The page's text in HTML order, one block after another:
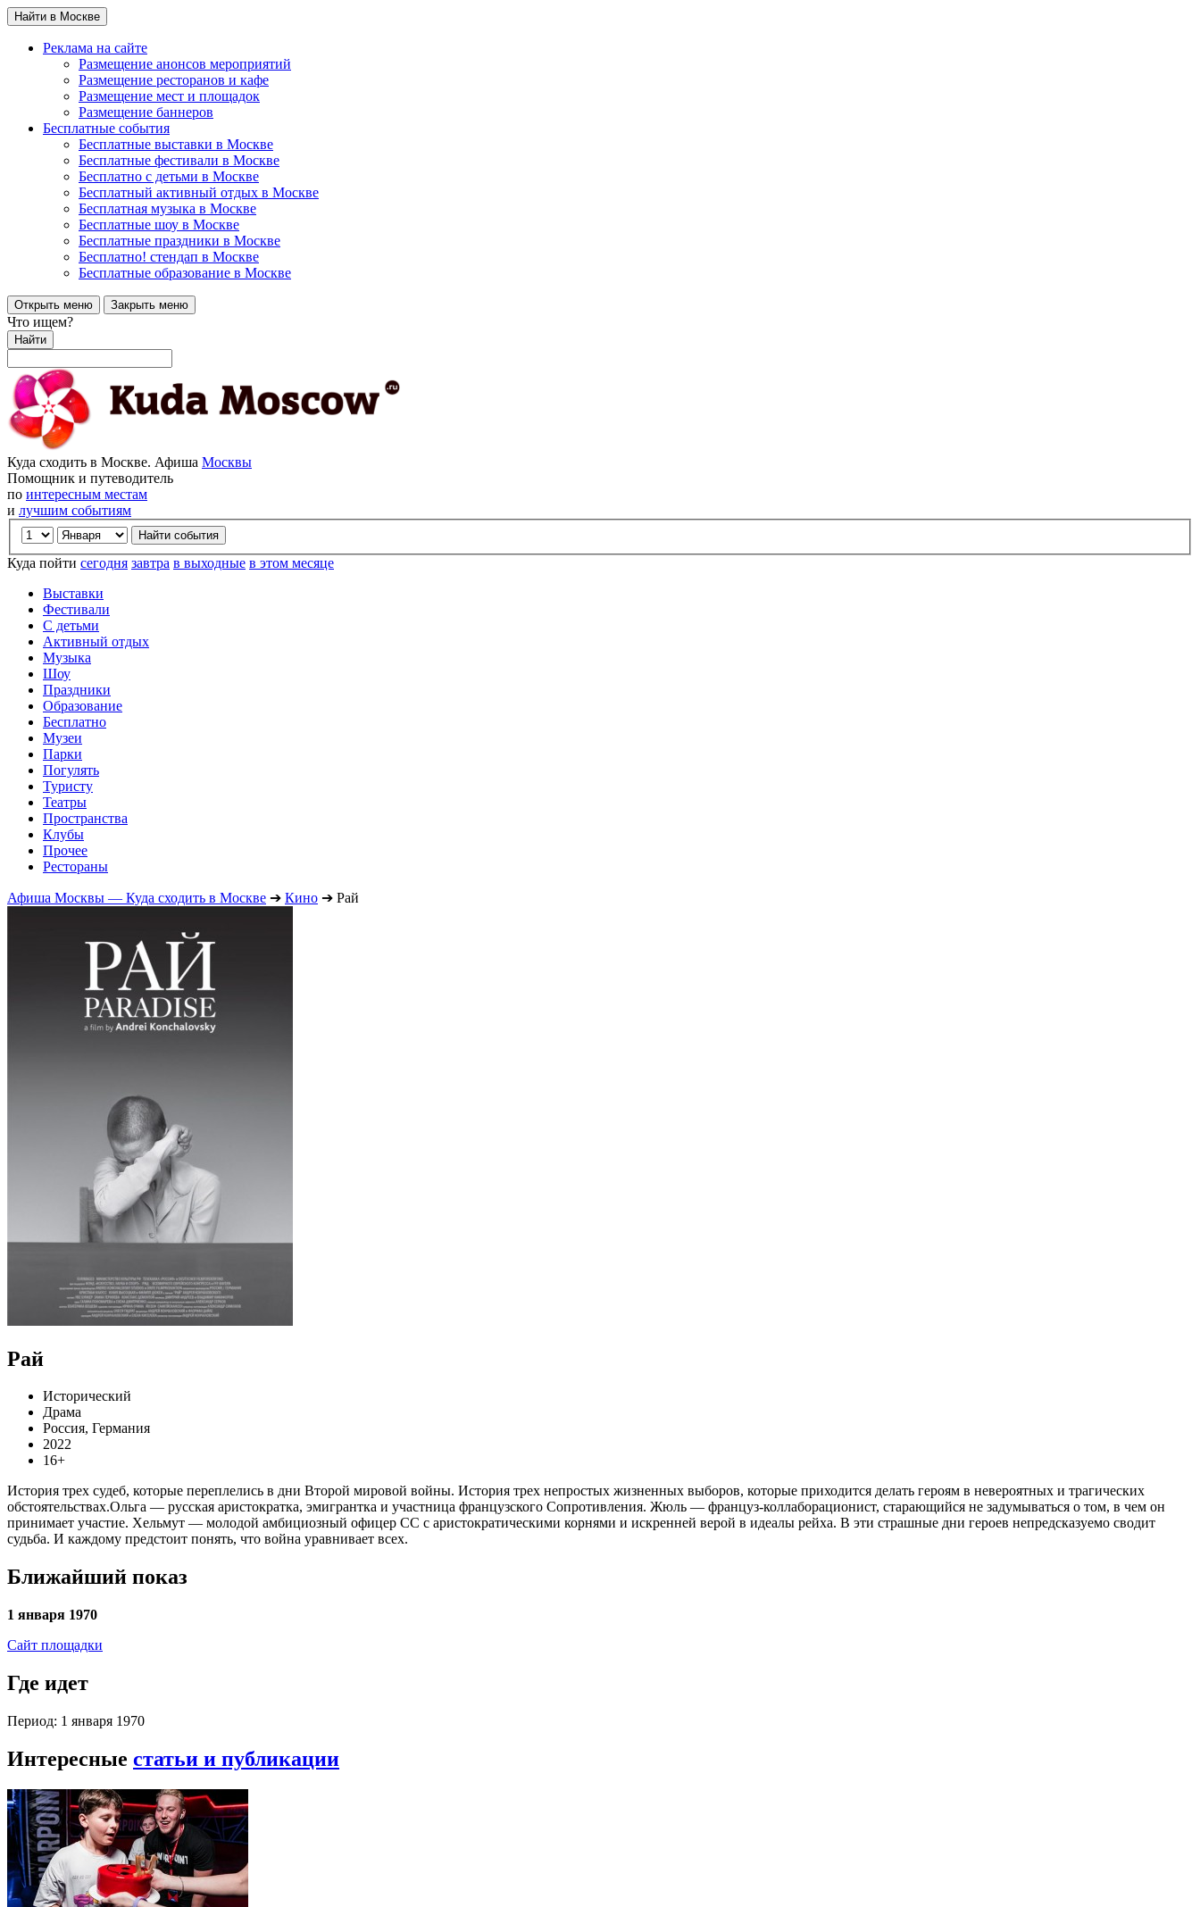
Найти в Москве
Реклама на сайте
Размещение анонсов мероприятий
Размещение ресторанов и кафе
Размещение мест и площадок
Размещение баннеров
Бесплатные события
Бесплатные выставки в Москве
Бесплатные фестивали в Москве
Бесплатно с детьми в Москве
Бесплатный активный отдых в Москве
Бесплатная музыка в Москве
Бесплатные шоу в Москве
Бесплатные праздники в Москве
Бесплатно! стендап в Москве
Бесплатные образование в Москве
Открыть меню Закрыть меню
Что ищем?
Найти
Куда сходить в Москве. Афиша Москвы
Помощник и путеводитель
по интересным местам
и лучшим событиям
Куда пойти сегодня завтра в выходные в этом месяце
Выставки
Фестивали
С детьми
Активный отдых
Музыка
Шоу
Праздники
Образование
Бесплатно
Музеи
Парки
Погулять
Туристу
Театры
Пространства
Клубы
Прочее
Рестораны
Афиша Москвы — Куда сходить в Москве ➔ Кино ➔ Рай
Рай
Исторический
Драма
Россия, Германия
2022
16+
История трех судеб, которые переплелись в дни Второй мировой войны. История трех непростых жизненных выборов, которые приходится делать героям в невероятных и трагических
обстоятельствах.Ольга — русская аристократка, эмигрантка и участница французского Сопротивления. Жюль — француз-коллаборационист, старающийся не задумываться о том, в чем он
принимает участие. Хельмут — молодой амбициозный офицер СС с аристократическими корнями и искренней верой в идеалы рейха. В эти страшные дни героев непредсказуемо сводит
судьба. И каждому предстоит понять, что война уравнивает всех.
Ближайший показ
1 января 1970
Сайт площадки
Где идет
Период: 1 января 1970
Интересные статьи и публикации